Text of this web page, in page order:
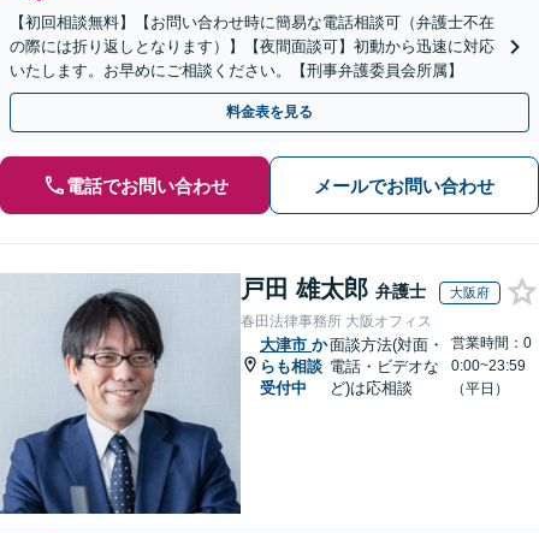
【初回相談無料】【お問い合わせ時に簡易な電話相談可（弁護士不在
の際には折り返しとなります）】【夜間面談可】初動から迅速に対応
いたします。お早めにご相談ください。【刑事弁護委員会所属】
料金表を見る
電話でお問い合わせ メールでお問い合わせ
戸田 雄太郎 弁護士 大阪府
春田法律事務所 大阪オフィス
大津市 か
らも相談
受付中
面談方法(対面・
電話・ビデオな
ど)は応相談
営業時間：0
0:00~23:59
（平日）